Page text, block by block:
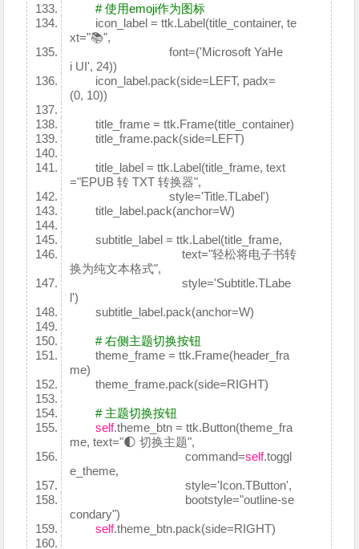
# 使用emoji作为图标
icon_label = ttk.Label(title_container, te
xt="📚",
font=('Microsoft YaHe
i UI', 24))
icon_label.pack(side=LEFT, padx=
(0, 10))
title_frame = ttk.Frame(title_container)
title_frame.pack(side=LEFT)
title_label = ttk.Label(title_frame, text
="EPUB 转 TXT 转换器",
style='Title.TLabel')
title_label.pack(anchor=W)
subtitle_label = ttk.Label(title_frame,
text="轻松将电子书转
换为纯文本格式",
style='Subtitle.TLabe
l')
subtitle_label.pack(anchor=W)
# 右侧主题切换按钮
theme_frame = ttk.Frame(header_fra
me)
theme_frame.pack(side=RIGHT)
# 主题切换按钮
self.theme_btn = ttk.Button(theme_fra
me, text="🌓 切换主题",
command=self.toggl
e_theme,
style='Icon.TButton',
bootstyle="outline-se
condary")
self.theme_btn.pack(side=RIGHT)